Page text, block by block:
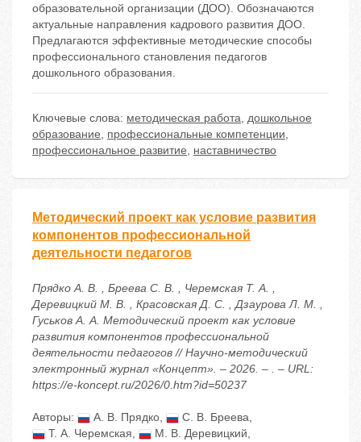
образовательной организации (ДОО). Обозначаются
актуальные направления кадрового развития ДОО.
Предлагаются эффективные методические способы
профессионального становления педагогов
дошкольного образования.
Ключевые слова: методическая работа, дошкольное
образование, профессиональные компетенции,
профессиональное развитие, наставничество
Методический проект как условие развития
компонентов профессиональной
деятельности педагогов
Прядко А. В. , Бреева С. В. , Черемская Т. А. ,
Деревицкий М. В. , Красовская Д. С. , Дзаурова Л. М. ,
Гуськов А. А. Методический проект как условие
развития компонентов профессиональной
деятельности педагогов // Научно-методический
электронный журнал «Концепт». – 2026. – . – URL:
https://e-koncept.ru/2026/0.htm?id=50237
Авторы: А. В. Прядко, С. В. Бреева,
Т. А. Черемская, М. В. Деревицкий,